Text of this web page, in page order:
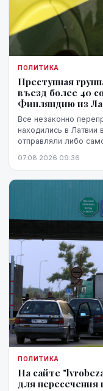
ПОЛИТИКА
Преступная
въезд более 40
Финляндию из
Все незаконно
находились в Латвии
отправляли либо
07.08.2026 09:36
ПОЛИТИКА
На сайте
для пересечения